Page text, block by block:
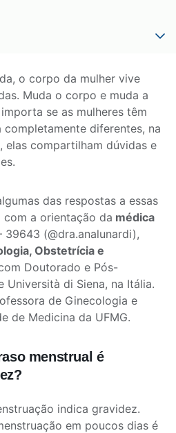
o corpo da mulher vive
Muda o corpo e muda a
se as mulheres têm
diferentes, na
elas compartilham dúvidas e
das respostas a essas
a orientação da médica
39643 (@dra.analunardi),
Obstetrícia e
Doutorado e Pós-
Università di Siena, na Itália.
de Ginecologia e
de Medicina da UFMG.
menstrual é
indica gravidez.
em poucos dias é